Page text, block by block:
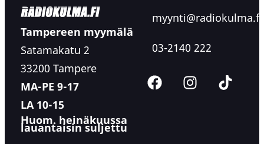
Tampereen myymälä
Satamakatu 2
33200 Tampere
MA-PE 9-17
LA 10-15
Huom. heinäkuussa
lauantaisin suljettu
myynti@radiokulma.fi
03-2140 222